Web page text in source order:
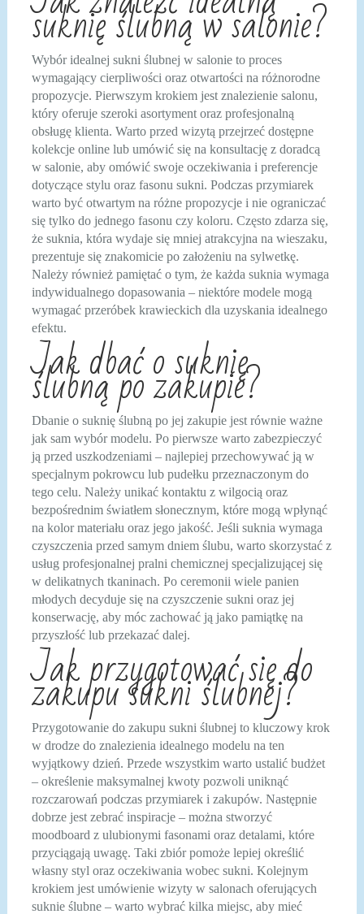
suknię ślubną w salonie?
Wybór idealnej sukni ślubnej w salonie to proces
wymagający cierpliwości oraz otwartości na różnorodne
propozycje. Pierwszym krokiem jest znalezienie salonu,
który oferuje szeroki asortyment oraz profesjonalną
obsługę klienta. Warto przed wizytą przejrzeć dostępne
kolekcje online lub umówić się na konsultację z doradcą
w salonie, aby omówić swoje oczekiwania i preferencje
dotyczące stylu oraz fasonu sukni. Podczas przymiarek
warto być otwartym na różne propozycje i nie ograniczać
się tylko do jednego fasonu czy koloru. Często zdarza się,
że suknia, która wydaje się mniej atrakcyjna na wieszaku,
prezentuje się znakomicie po założeniu na sylwetkę.
Należy również pamiętać o tym, że każda suknia wymaga
indywidualnego dopasowania – niektóre modele mogą
wymagać przeróbek krawieckich dla uzyskania idealnego
efektu.
Jak dbać o suknię
ślubną po zakupie?
Dbanie o suknię ślubną po jej zakupie jest równie ważne
jak sam wybór modelu. Po pierwsze warto zabezpieczyć
ją przed uszkodzeniami – najlepiej przechowywać ją w
specjalnym pokrowcu lub pudełku przeznaczonym do
tego celu. Należy unikać kontaktu z wilgocią oraz
bezpośrednim światłem słonecznym, które mogą wpłynąć
na kolor materiału oraz jego jakość. Jeśli suknia wymaga
czyszczenia przed samym dniem ślubu, warto skorzystać z
usług profesjonalnej pralni chemicznej specjalizującej się
w delikatnych tkaninach. Po ceremonii wiele panien
młodych decyduje się na czyszczenie sukni oraz jej
konserwację, aby móc zachować ją jako pamiątkę na
przyszłość lub przekazać dalej.
Jak przygotować się do
zakupu sukni ślubnej?
Przygotowanie do zakupu sukni ślubnej to kluczowy krok
w drodze do znalezienia idealnego modelu na ten
wyjątkowy dzień. Przede wszystkim warto ustalić budżet
– określenie maksymalnej kwoty pozwoli uniknąć
rozczarowań podczas przymiarek i zakupów. Następnie
dobrze jest zebrać inspiracje – można stworzyć
moodboard z ulubionymi fasonami oraz detalami, które
przyciągają uwagę. Taki zbiór pomoże lepiej określić
własny styl oraz oczekiwania wobec sukni. Kolejnym
krokiem jest umówienie wizyty w salonach oferujących
suknie ślubne – warto wybrać kilka miejsc, aby mieć